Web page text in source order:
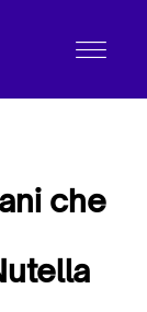
che